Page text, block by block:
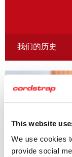
This website
We use cookies
provide social
我们的历史